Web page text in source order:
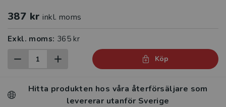
387 kr inkl. moms
Exkl. moms: 365 kr
Köp
Hitta produkten hos våra återförsäljare som
levererar utanför Sverige